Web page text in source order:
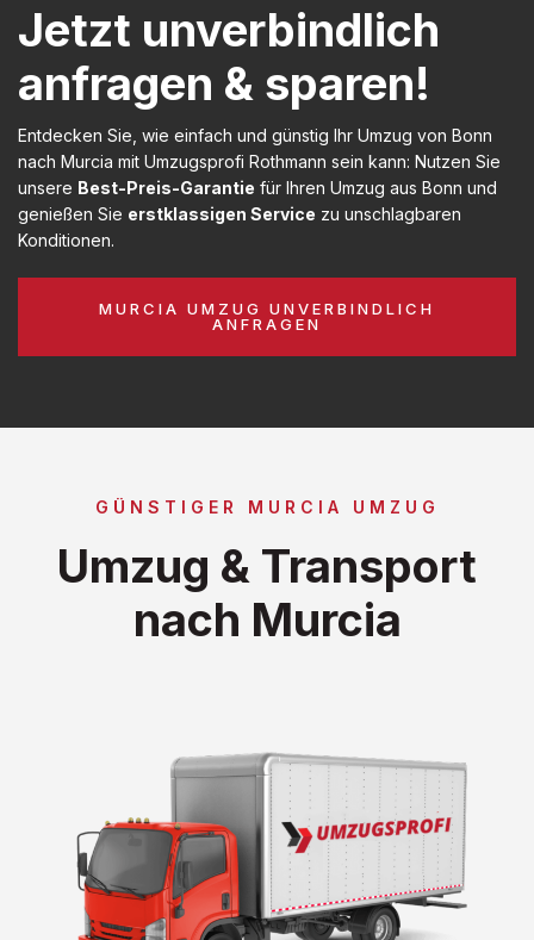
Jetzt unverbindlich
anfragen & sparen!
Entdecken Sie, wie einfach und günstig Ihr Umzug von Bonn
nach Murcia mit Umzugsprofi Rothmann sein kann: Nutzen Sie
unsere Best-Preis-Garantie für Ihren Umzug aus Bonn und
genießen Sie erstklassigen Service zu unschlagbaren
Konditionen.
MURCIA UMZUG UNVERBINDLICH
ANFRAGEN
GÜNSTIGER MURCIA UMZUG
Umzug & Transport
nach Murcia